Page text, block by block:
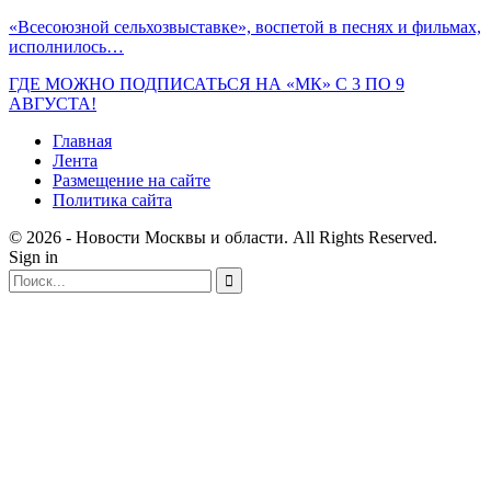
«Всесоюзной сельхозвыставке», воспетой в песнях и фильмах,
исполнилось…
ГДЕ МОЖНО ПОДПИСАТЬСЯ НА «МК» С 3 ПО 9
АВГУСТА!
Главная
Лента
Размещение на сайте
Политика сайта
© 2026 - Новости Москвы и области. All Rights Reserved.
Sign in